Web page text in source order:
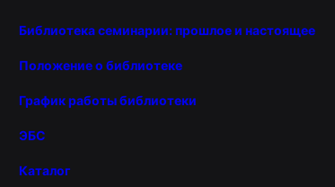
Библиотека семинарии: прошлое и настоящее
Положение о библиотеке
График работы библиотеки
ЭБС
Каталог